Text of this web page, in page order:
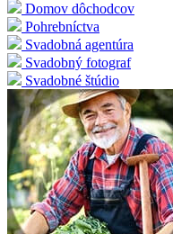
Domov dôchodcov
Pohrebníctva
Svadobná agentúra
Svadobný fotograf
Svadobné štúdio